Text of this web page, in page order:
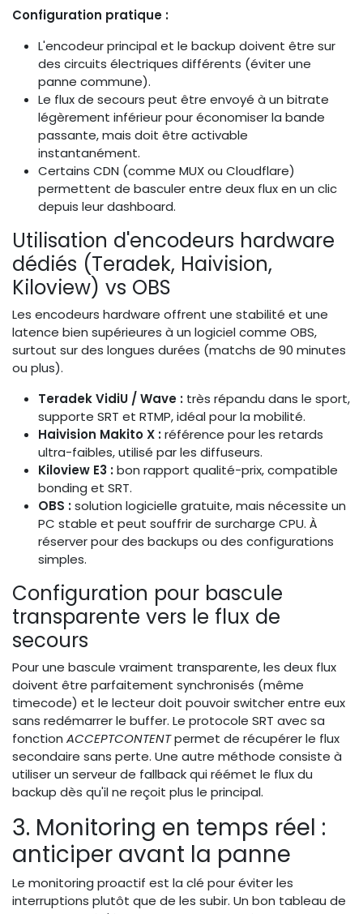
Configuration pratique :
L'encodeur principal et le backup doivent être sur
des circuits électriques différents (éviter une
panne commune).
Le flux de secours peut être envoyé à un bitrate
légèrement inférieur pour économiser la bande
passante, mais doit être activable
instantanément.
Certains CDN (comme MUX ou Cloudflare)
permettent de basculer entre deux flux en un clic
depuis leur dashboard.
Utilisation d'encodeurs hardware
dédiés (Teradek, Haivision,
Kiloview) vs OBS
Les encodeurs hardware offrent une stabilité et une
latence bien supérieures à un logiciel comme OBS,
surtout sur des longues durées (matchs de 90 minutes
ou plus).
Teradek VidiU / Wave : très répandu dans le sport,
supporte SRT et RTMP, idéal pour la mobilité.
Haivision Makito X :référence pour les retards
ultra-faibles, utilisé par les diffuseurs.
Kiloview E3 :bon rapport qualité-prix, compatible
bonding et SRT.
OBS :solution logicielle gratuite, mais nécessite un
PC stable et peut souffrir de surcharge CPU. À
réserver pour des backups ou des configurations
simples.
Configuration pour bascule
transparente vers le flux de
secours
Pour une bascule vraiment transparente, les deux flux
doivent être parfaitement synchronisés (même
timecode) et le lecteur doit pouvoir switcher entre eux
sans redémarrer le buffer. Le protocole SRT avec sa
fonction ACCEPTCONTENTpermet de récupérer le flux
secondaire sans perte. Une autre méthode consiste à
utiliser un serveur de fallback qui réémet le flux du
backup dès qu'il ne reçoit plus le principal.
3. Monitoring en temps réel :
anticiper avant la panne
Le monitoring proactif est la clé pour éviter les
interruptions plutôt que de les subir. Un bon tableau de